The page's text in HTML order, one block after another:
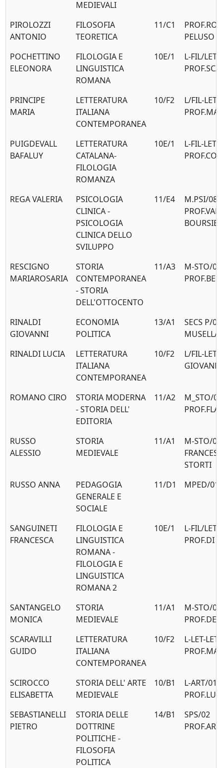
MEDIEVALI
PIROLOZZI
ANTONIO
FILOSOFIA
TEORETICA
11/C1
PELUSO
POCHETTINO
ELEONORA
FILOLOGIA E
LINGUISTICA
ROMANA
10E/1
L-FIL/
PRINCIPE
MARIA
LETTERATURA
ITALIANA
CONTEMPORANEA
10/F2
L/FIL-
PUIGDEVALL
BAFALUY
LETTERATURA
CATALANA-
FILOLOGIA
ROMANZA
10E/1
L-FIL-
REGA VALERIA
PSICOLOGIA
CLINICA -
PSICOLOGIA
CLINICA DELLO
SVILUPPO
11/E4
M.PSI/08
RESCIGNO
MARIAROSARIA
STORIA
CONTEMPORANEA
- STORIA
DELL'OTTOCENTO
11/A3
M-STO/04
RINALDI
GIOVANNI
ECONOMIA
POLITICA
13/A1
SECS P/
MUSELLA
RINALDI LUCIA
LETTERATURA
ITALIANA
CONTEMPORANEA
10/F2
L/FIL-
ROMANO CIRO
STORIA MODERNA
- STORIA DELL'
EDITORIA
11/A2
M_STO/02
RUSSO
ALESSIO
STORIA
MEDIEVALE
11/A1
M-STO/
STORTI
RUSSO ANNA
PEDAGOGIA
GENERALE E
SOCIALE
11/D1 MPED/01
SANGUINETI
FRANCESCA
FILOLOGIA E
LINGUISTICA
ROMANA -
FILOLOGIA E
LINGUISTICA
ROMANA 2
10E/1
L-FIL/
PROF.DI
SANTANGELO
MONICA
STORIA
MEDIEVALE
11/A1
M-STO/01
SCARAVILLI
GUIDO
LETTERATURA
ITALIANA
CONTEMPORANEA
10/F2
L-LET-
SCIROCCO
ELISABETTA
STORIA DELL' ARTE
MEDIEVALE
10/B1
L-ART/01
SEBASTIANELLI
PIETRO
STORIA DELLE
DOTTRINE
POLITICHE -
FILOSOFIA
POLITICA
14/B1
SPS/02